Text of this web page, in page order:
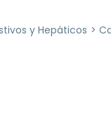
y Hepáticos